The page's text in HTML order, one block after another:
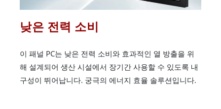
낮은 전력 소비
이 패널 PC는 낮은 전력 소비와 효과적인 열 방출을 위
해 설계되어 생산 시설에서 장기간 사용할 수 있도록 내
구성이 뛰어납니다. 궁극의 에너지 효율 솔루션입니다.